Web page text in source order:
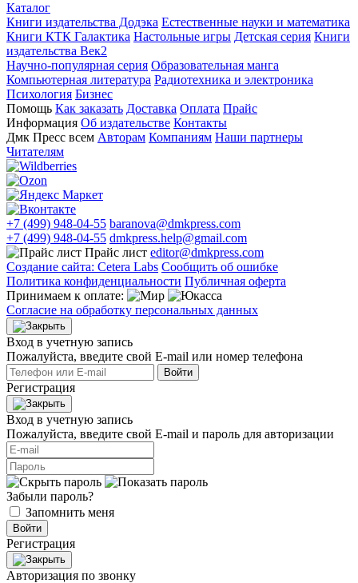
Каталог
Книги издательства Додэка Естественные науки и математика
Книги КТК Галактика Настольные игры Детская серия Книги
издательства Век2
Научно-популярная серия Образовательная манга
Компьютерная литература Радиотехника и электроника
Психология Бизнес
Помощь Как заказать Доставка Оплата Прайс
Информация Об издательстве Контакты
Дмк Пресс всем Авторам Компаниям Наши партнеры
Читателям
+7 (499) 948-04-55 baranova@dmkpress.com
+7 (499) 948-04-55 dmkpress.help@gmail.com
Прайс лист editor@dmkpress.com
Создание сайта: Cetera Labs Сообщить об ошибке
Политика конфиденциальности Публичная оферта
Принимаем к оплате:
Согласие на обработку персональных данных
Вход в учетную запись
Пожалуйста, введите свой E‑mail или номер телефона
Войти
Регистрация
Вход в учетную запись
Пожалуйста, введите свой E‑mail и пароль для авторизации
Забыли пароль?
Запомнить меня
Войти
Регистрация
Авторизация по звонку